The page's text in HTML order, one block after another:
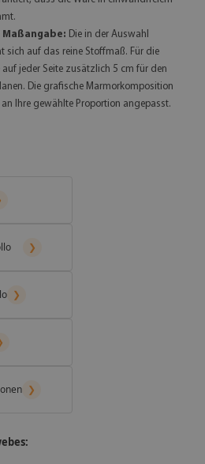
Die in der Auswahl
sich auf das reine Stoffmaß. Für die
auf jeder Seite zusätzlich 5 cm für den
Die grafische Marmorkomposition
Ihre gewählte Proportion angepasst.
❯
❯
❯